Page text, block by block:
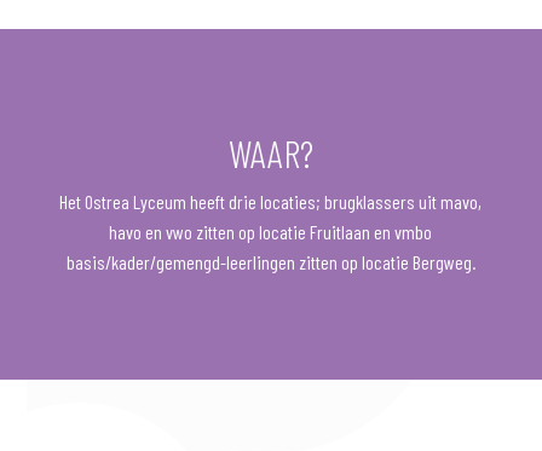
WAAR?
Het Ostrea Lyceum heeft drie locaties; brugklassers uit mavo,
havo en vwo zitten op locatie Fruitlaan en vmbo
basis/kader/gemengd-leerlingen zitten op locatie Bergweg.